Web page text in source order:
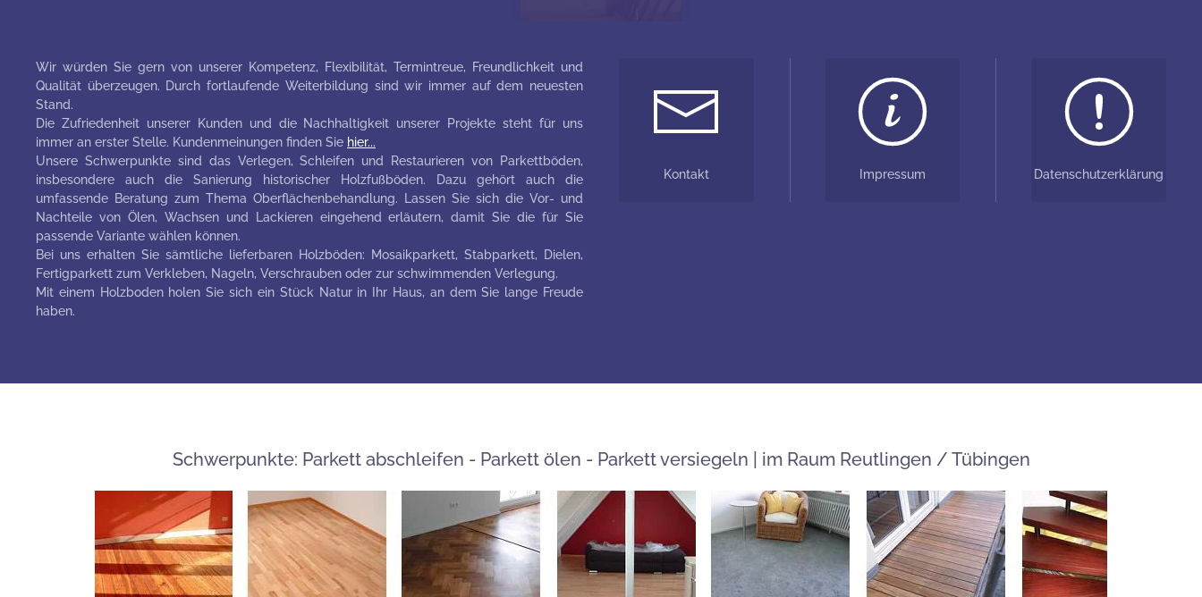
Wir würden Sie gern von unserer Kompetenz, Flexibilität, Termintreue, Freundlichkeit und
Qualität überzeugen. Durch fortlaufende Weiterbildung sind wir immer auf dem neuesten
Stand.
Die Zufriedenheit unserer Kunden und die Nachhaltigkeit unserer Projekte steht für uns
immer an erster Stelle. Kundenmeinungen finden Sie hier...
Unsere Schwerpunkte sind das Verlegen, Schleifen und Restaurieren von Parkettböden,
insbesondere auch die Sanierung historischer Holzfußböden. Dazu gehört auch die
umfassende Beratung zum Thema Oberflächenbehandlung. Lassen Sie sich die Vor- und
Nachteile von Ölen, Wachsen und Lackieren eingehend erläutern, damit Sie die für Sie
passende Variante wählen können.
Bei uns erhalten Sie sämtliche lieferbaren Holzböden: Mosaikparkett, Stabparkett, Dielen,
Fertigparkett zum Verkleben, Nageln, Verschrauben oder zur schwimmenden Verlegung.
Mit einem Holzboden holen Sie sich ein Stück Natur in Ihr Haus, an dem Sie lange Freude
haben.
Kontakt Impressum Datenschutzerklärung
Schwerpunkte: Parkett abschleifen - Parkett ölen - Parkett versiegeln | im Raum Reutlingen / Tübingen